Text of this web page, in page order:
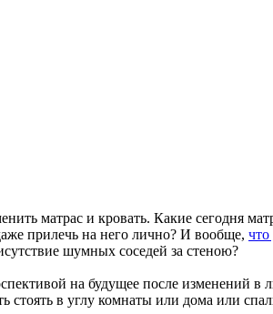
матрас и кровать. Какие сегодня
прилечь на него лично? И вообще, что
шумных соседей за стеною?
на будущее после изменений
стоять в углу комнаты или дома или